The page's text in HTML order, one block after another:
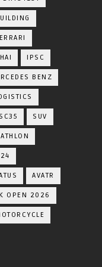
IPSC
BENZ
SC35 SUV
AVATR
OPEN 2026